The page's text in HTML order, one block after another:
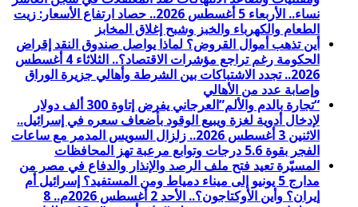
نساء.. الأربعاء 5 أغسطس 2026.. حصاد ارتفاع الأسعار: زيت
الطعام والكهرباء والخبز وشبح إغلاق المخابز
أين تذهب أموال القروض؟ لماذا يواصل صندوق النقد إقراض
الحكومة رغم تراجع مؤشرات الاقتصاد؟.. الثلاثاء 4 أغسطس
2026.. تجدد الاشتباكات بين الشرطة وأهالي جزيرة الوراق
وإصابة عدد من الأهالي
“تجارة بالدم والألم”العرجاني يفرض إتاوة 300 ألف دولار
لإدخال أدوية لغزة ويبيع الوقود بأضعاف سعره في إسرائيل..
الاثنين 3 أغسطس 2026.. زلزال السويس المدمر مع ساعات
الفجر بقوة 5.6 درجات وتوابع مرعبة تهز المحافظات
المسيّرة تعيد فتح ملف الرصد والإنذار والدفاع في مصر من
مدارج 5 يونيو إلى ميناء دمياط ومن المستفيد؟ إسرائيل أم
إيران؟ وأين الأوكتاجون؟.. الأحد 2 أغسطس 2026م.. 8